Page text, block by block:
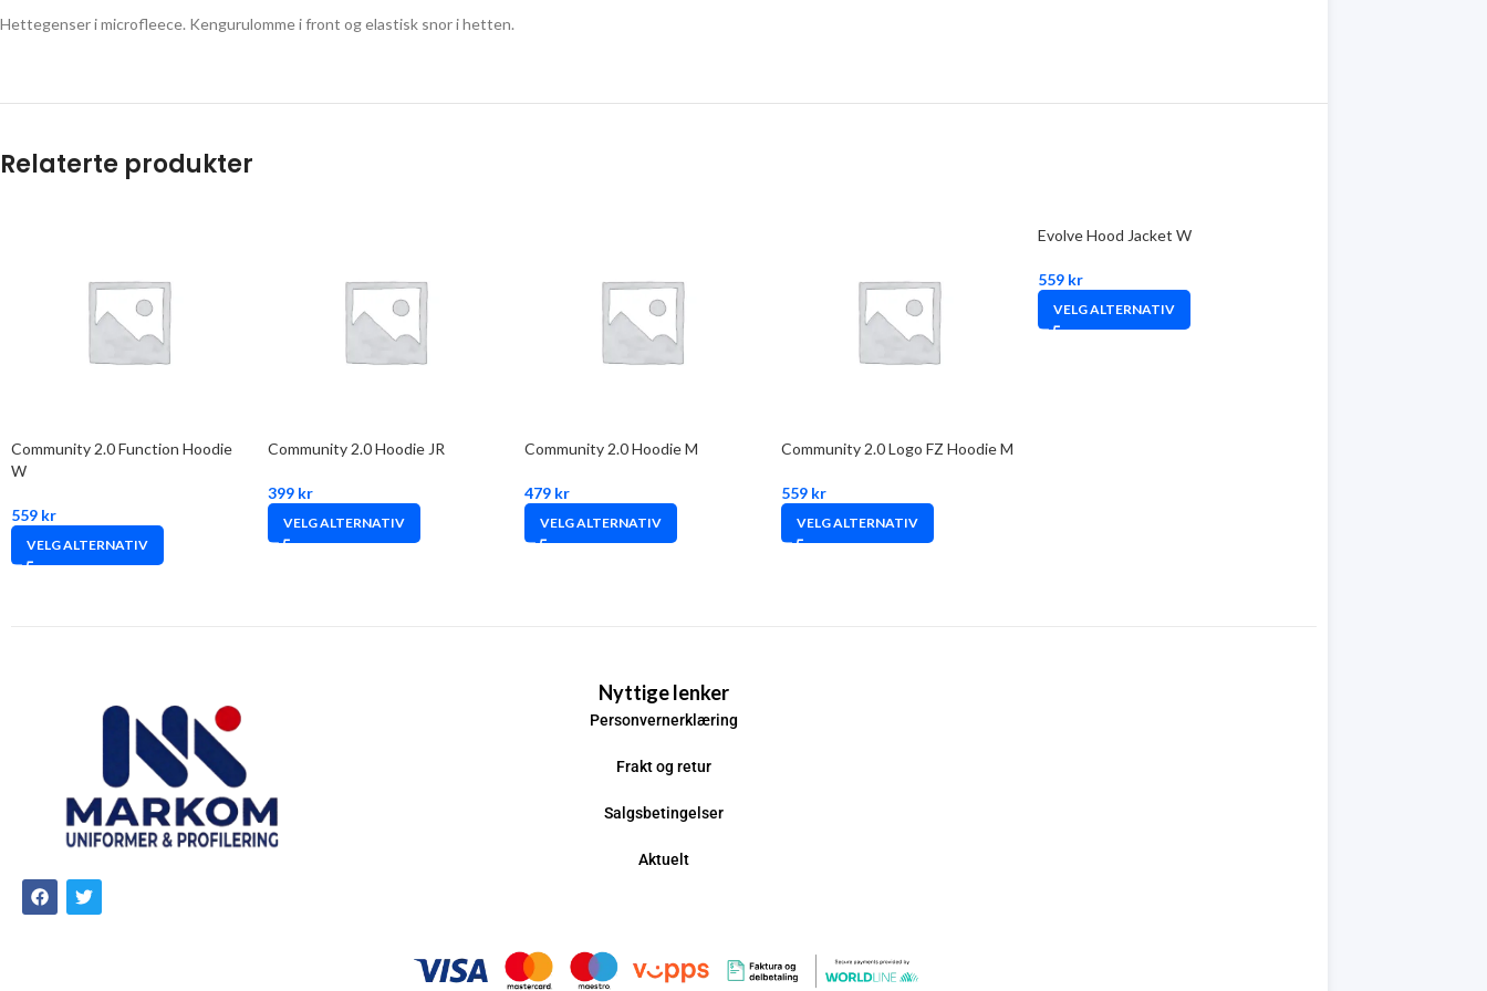
Hettegenser i microfleece. Kengurulomme i front og elastisk snor i hetten.
Relaterte produkter
Community 2.0 Function Hoodie
W
559 kr
VELG ALTERNATIV
Community 2.0 Hoodie JR
399 kr
VELG ALTERNATIV
Community 2.0 Hoodie M
479 kr
VELG ALTERNATIV
Community 2.0 Logo FZ Hoodie M
559 kr
VELG ALTERNATIV
Evolve Hood Jacket W
559 kr
VELG ALTERNATIV
Nyttige lenker
Personvernerklæring
Frakt og retur
Salgsbetingelser
Aktuelt